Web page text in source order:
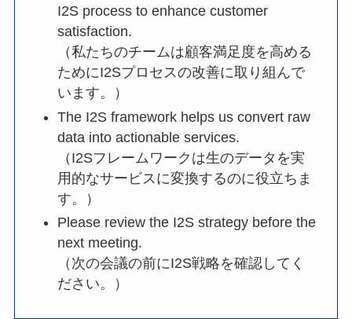
I2S process to enhance customer
satisfaction.
（私たちのチームは顧客満足度を高める
ためにI2Sプロセスの改善に取り組んで
います。）
The I2S framework helps us convert raw
data into actionable services.
（I2Sフレームワークは生のデータを実
用的なサービスに変換するのに役立ちま
す。）
Please review the I2S strategy before the
next meeting.
（次の会議の前にI2S戦略を確認してく
ださい。）